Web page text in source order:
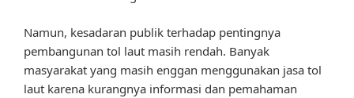
Namun, kesadaran publik terhadap pentingnya
pembangunan tol laut masih rendah. Banyak
masyarakat yang masih enggan menggunakan jasa tol
laut karena kurangnya informasi dan pemahaman